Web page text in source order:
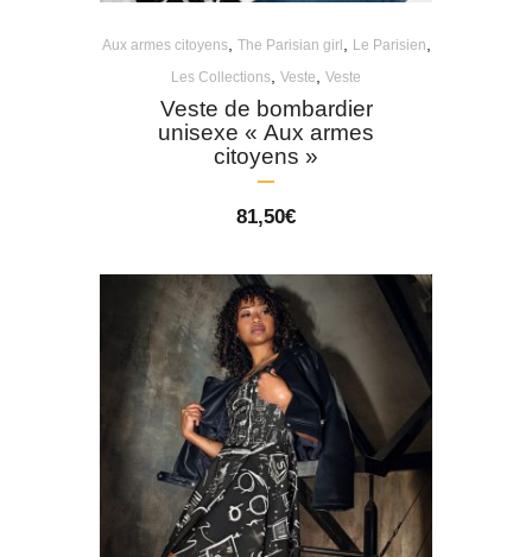
Aux armes citoyens, The Parisian girl Le Parisien
Les Collections Veste Veste
Veste de bombardier
unisexe « Aux armes
citoyens »
81,50€